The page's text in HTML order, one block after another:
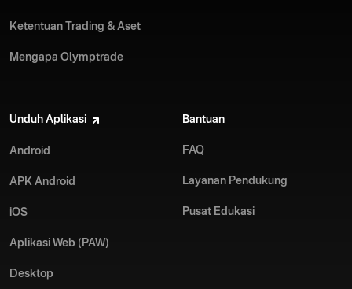
Ketentuan Trading & Aset
Mengapa Olymptrade
Unduh Aplikasi
Android
APK Android
iOS
Aplikasi Web (PAW)
Desktop
Bantuan
FAQ
Layanan Pendukung
Pusat Edukasi